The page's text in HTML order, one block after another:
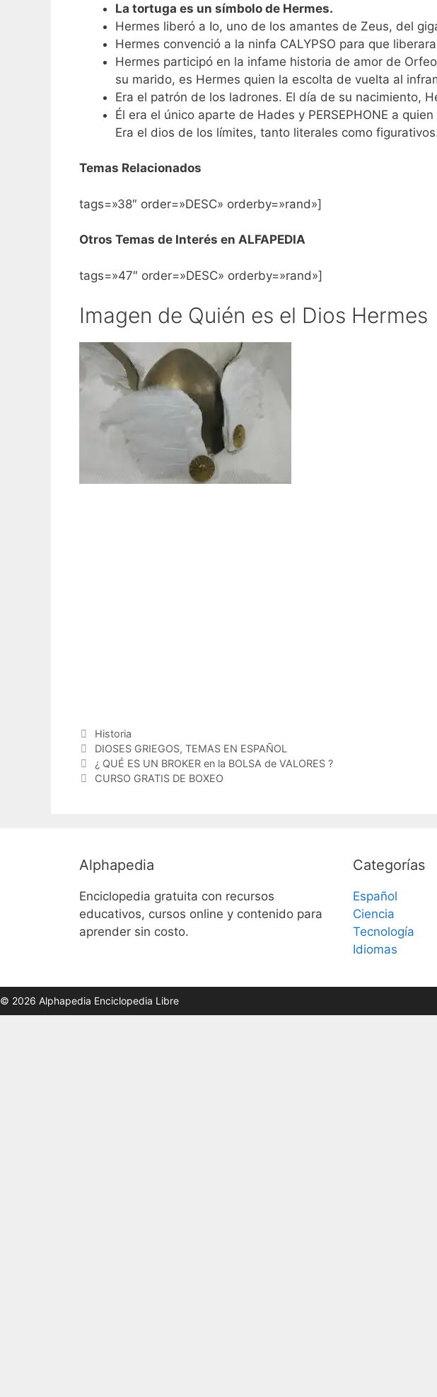
La tortuga es un símbolo de Hermes.
Hermes liberó a Io, uno de los amantes de Zeus, del
Hermes convenció a la ninfa CALYPSO para que liberara
Hermes participó en la infame historia de amor de
su marido, es Hermes quien la escolta de vuelta al
Era el patrón de los ladrones. El día de su nacimiento,
Él era el único aparte de Hades y PERSEPHONE a
Era el dios de los límites, tanto literales como
Temas Relacionados
tags=»38″ order=»DESC» orderby=»rand»]
Otros Temas de Interés en ALFAPEDIA
tags=»47″ order=»DESC» orderby=»rand»]
Imagen de Quién es el Dios Hermes
Categorías
Historia
Etiquetas
DIOSES GRIEGOS, TEMAS EN ESPAÑOL
¿ QUÉ ES UN BROKER en la BOLSA de VALORES ?
CURSO GRATIS DE BOXEO
Alphapedia
Enciclopedia gratuita con recursos
educativos, cursos online y contenido para
aprender sin costo.
Categorías
Español
Ciencia
Tecnología
Idiomas